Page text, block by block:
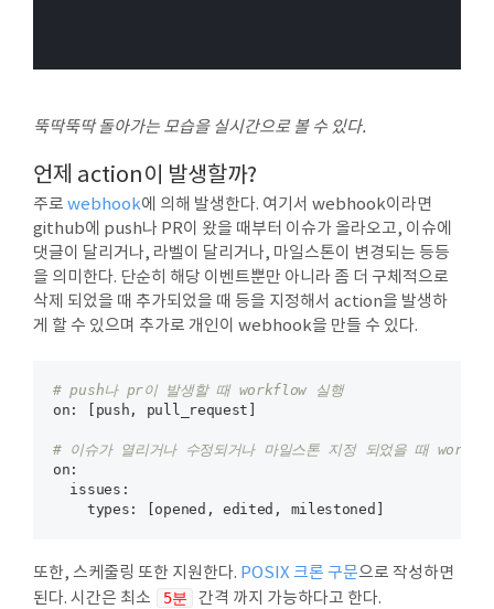
뚝딱뚝딱 돌아가는 모습을 실시간으로 볼 수 있다.
언제 action이 발생할까?
주로 webhook에 의해 발생한다. 여기서 webhook이라면
github에 push나 PR이 왔을 때부터 이슈가 올라오고, 이슈에
댓글이 달리거나, 라벨이 달리거나, 마일스톤이 변경되는 등등
을 의미한다. 단순히 해당 이벤트뿐만 아니라 좀 더 구체적으로
삭제 되었을 때 추가되었을 때 등을 지정해서 action을 발생하
게 할 수 있으며 추가로 개인이 webhook을 만들 수 있다.
# push나 pr이 발생할 때 workflow 실행
on:
[push, pull_request]
# 이슈가 열리거나 수정되거나 마일스톤 지정 되었을 때
on:
  issues:
    types:
또한, 스케줄링 또한 지원한다. POSIX 크론 구문으로 작성하면
된다. 시간은 최소
5분 간격 까지 가능하다고 한다.